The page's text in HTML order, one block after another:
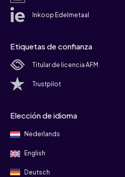
Inkoop Edelmetaal
Etiquetas de confianza
Titular de licencia AFM
Trustpilot
Elección de idioma
Nederlands
English
Deutsch